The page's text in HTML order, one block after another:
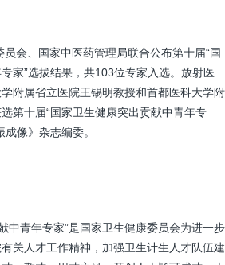
、国家中医药管理局联合公布第十届“国
家”选拔结果，共103位专家入选。放射医
附属省立医院王锡明教授和首都医科大学附
第十届“国家卫生健康突出贡献中青年专
像》杂志编委。
青年专家”是国家卫生健康委员会为进一步
关人才工作精神，加强卫生计生人才队伍建